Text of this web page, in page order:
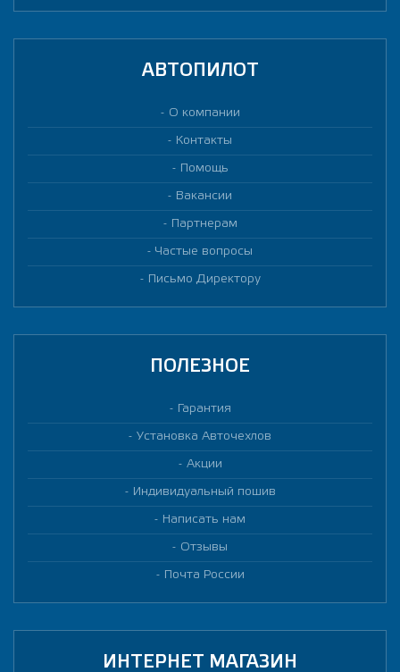
АВТОПИЛОТ
О компании
Контакты
Помощь
Вакансии
Партнерам
Частые вопросы
Письмо Директору
ПОЛЕЗНОЕ
Гарантия
Установка Авточехлов
Акции
Индивидуальный пошив
Написать нам
Отзывы
Почта России
ИНТЕРНЕТ МАГАЗИН